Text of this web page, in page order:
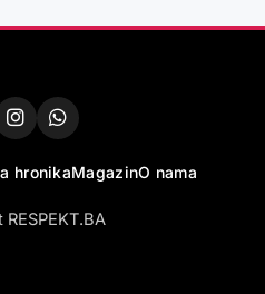
hronikaMagazinO nama